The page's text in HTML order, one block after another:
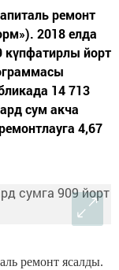
ремонт
2018 елда
күпфатирлы йорт
14 713
сум акча
4,67
ремонт ясалды.